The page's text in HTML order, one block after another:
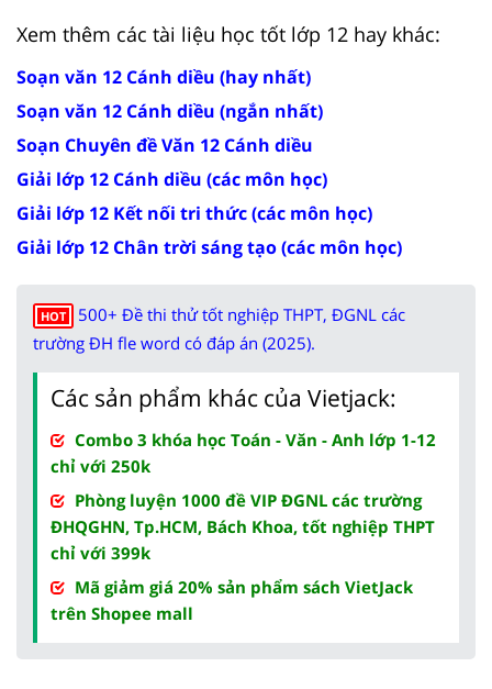
Xem thêm các tài liệu học tốt lớp 12 hay khác:
Soạn văn 12 Cánh diều (hay nhất)
Soạn văn 12 Cánh diều (ngắn nhất)
Soạn Chuyên đề Văn 12 Cánh diều
Giải lớp 12 Cánh diều (các môn học)
Giải lớp 12 Kết nối tri thức (các môn học)
Giải lớp 12 Chân trời sáng tạo (các môn học)
HOT
500+ Đề thi thử tốt nghiệp THPT, ĐGNL các
trường ĐH fle word có đáp án (2025).
Các sản phẩm khác của Vietjack:
Combo 3 khóa học Toán - Văn - Anh lớp 1-12
chỉ với 250k
Phòng luyện 1000 đề VIP ĐGNL các trường
ĐHQGHN, Tp.HCM, Bách Khoa, tốt nghiệp THPT
chỉ với 399k
Mã giảm giá 20% sản phẩm sách VietJack
trên Shopee mall